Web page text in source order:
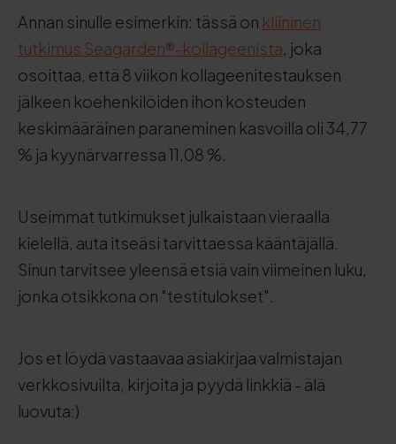
Annan sinulle esimerkin: tässä on kliininen
tutkimus Seagarden®-kollageenista, joka
osoittaa, että 8 viikon kollageenitestauksen
jälkeen koehenkilöiden ihon kosteuden
keskimääräinen paraneminen kasvoilla oli 34,77
% ja kyynärvarressa 11,08 %.
Useimmat tutkimukset julkaistaan vieraalla
kielellä, auta itseäsi tarvittaessa kääntäjällä.
Sinun tarvitsee yleensä etsiä vain viimeinen luku,
jonka otsikkona on "testitulokset".
Jos et löydä vastaavaa asiakirjaa valmistajan
verkkosivuilta, kirjoita ja pyydä linkkiä - älä
luovuta:)